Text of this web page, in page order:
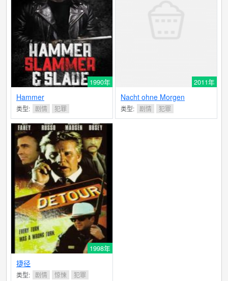
1990年
Hammer
类型: 剧情 犯罪
2011年
Nacht ohne Morgen
类型: 剧情 犯罪
1998年
捷径
类型: 剧情 惊悚 犯罪